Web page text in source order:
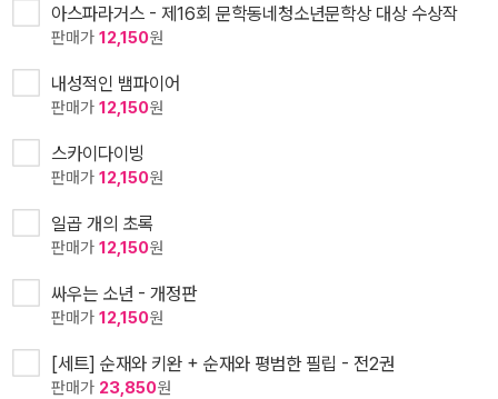
아스파라거스 - 제16회 문학동네청소년문학상 대상 수상작
판매가 12,150원
내성적인 뱀파이어
판매가 12,150원
스카이다이빙
판매가 12,150원
일곱 개의 초록
판매가 12,150원
싸우는 소년 - 개정판
판매가 12,150원
[세트] 순재와 키완 + 순재와 평범한 필립 - 전2권
판매가 23,850원